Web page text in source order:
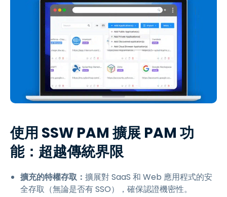
使用 SSW PAM 擴展 PAM 功
能：超越傳統界限
擴充的特權存取： 擴展對 SaaS 和 Web 應用程式的安
全存取（無論是否有 SSO），確保認證機密性。